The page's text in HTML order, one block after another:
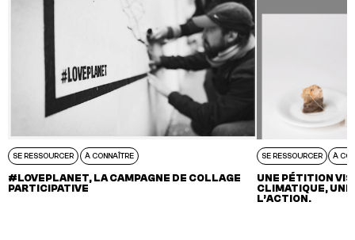
SE RESSOURCER À CONNAÎTRE
#LOVEPLANET, LA CAMPAGNE DE COLLAGE
PARTICIPATIVE
SE RESSOURCER À
UNE PÉTITION
CLIMATIQUE, UNE
L’ACTION.